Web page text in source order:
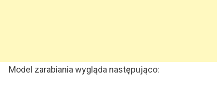
Model zarabiania wygląda następująco: